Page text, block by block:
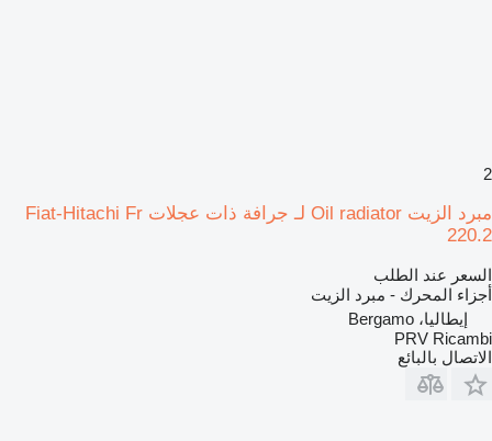
2
مبرد الزيت Oil radiator لـ جرافة ذات عجلات Fiat-Hitachi Fr
220.2
السعر عند الطلب
أجزاء المحرك - مبرد الزيت
إيطاليا، Bergamo
PRV Ricambi
الاتصال بالبائع